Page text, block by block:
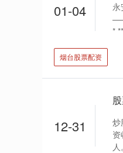
01-04
*
烟台股票配资
12-31
炒